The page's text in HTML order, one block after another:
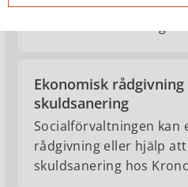
uppkommer i samband
Ekonomisk rådgivning
skuldsanering
Socialförvaltningen kan
rådgivning eller hjälp
skuldsanering hos